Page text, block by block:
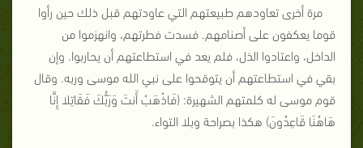
مرة أخرى تعاودهم طبيعتهم التي عاودتهم قبل ذلك حين رأوا
قوما يعكفون على أصنامهم. فسدت فطرتهم، وانهزموا من
الداخل، واعتادوا الذل، فلم يعد في استطاعتهم أن يحاربوا. وإن
بقي في استطاعتهم أن يتوقحوا على نبي الله موسى وربه. وقال
قوم موسى له كلمتهم الشهيرة: (فَاذْهَبْ أَنتَ وَرَبُّكَ فَقَاتِلا إِنَّا
هَاهُنَا قَاعِدُونَ) هكذا بصراحة وبلا التواء.